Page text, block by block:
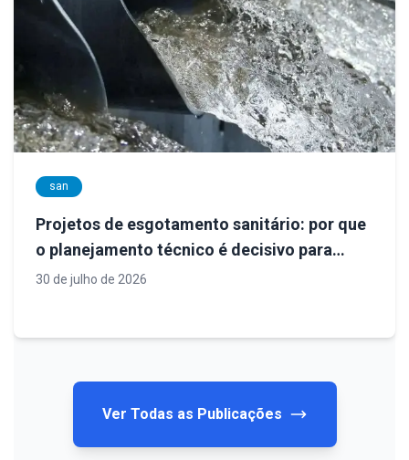
san
Projetos de esgotamento sanitário: por que
o planejamento técnico é decisivo para
sistemas eficientes e sustentáveis
30 de julho de 2026
Ver Todas as Publicações